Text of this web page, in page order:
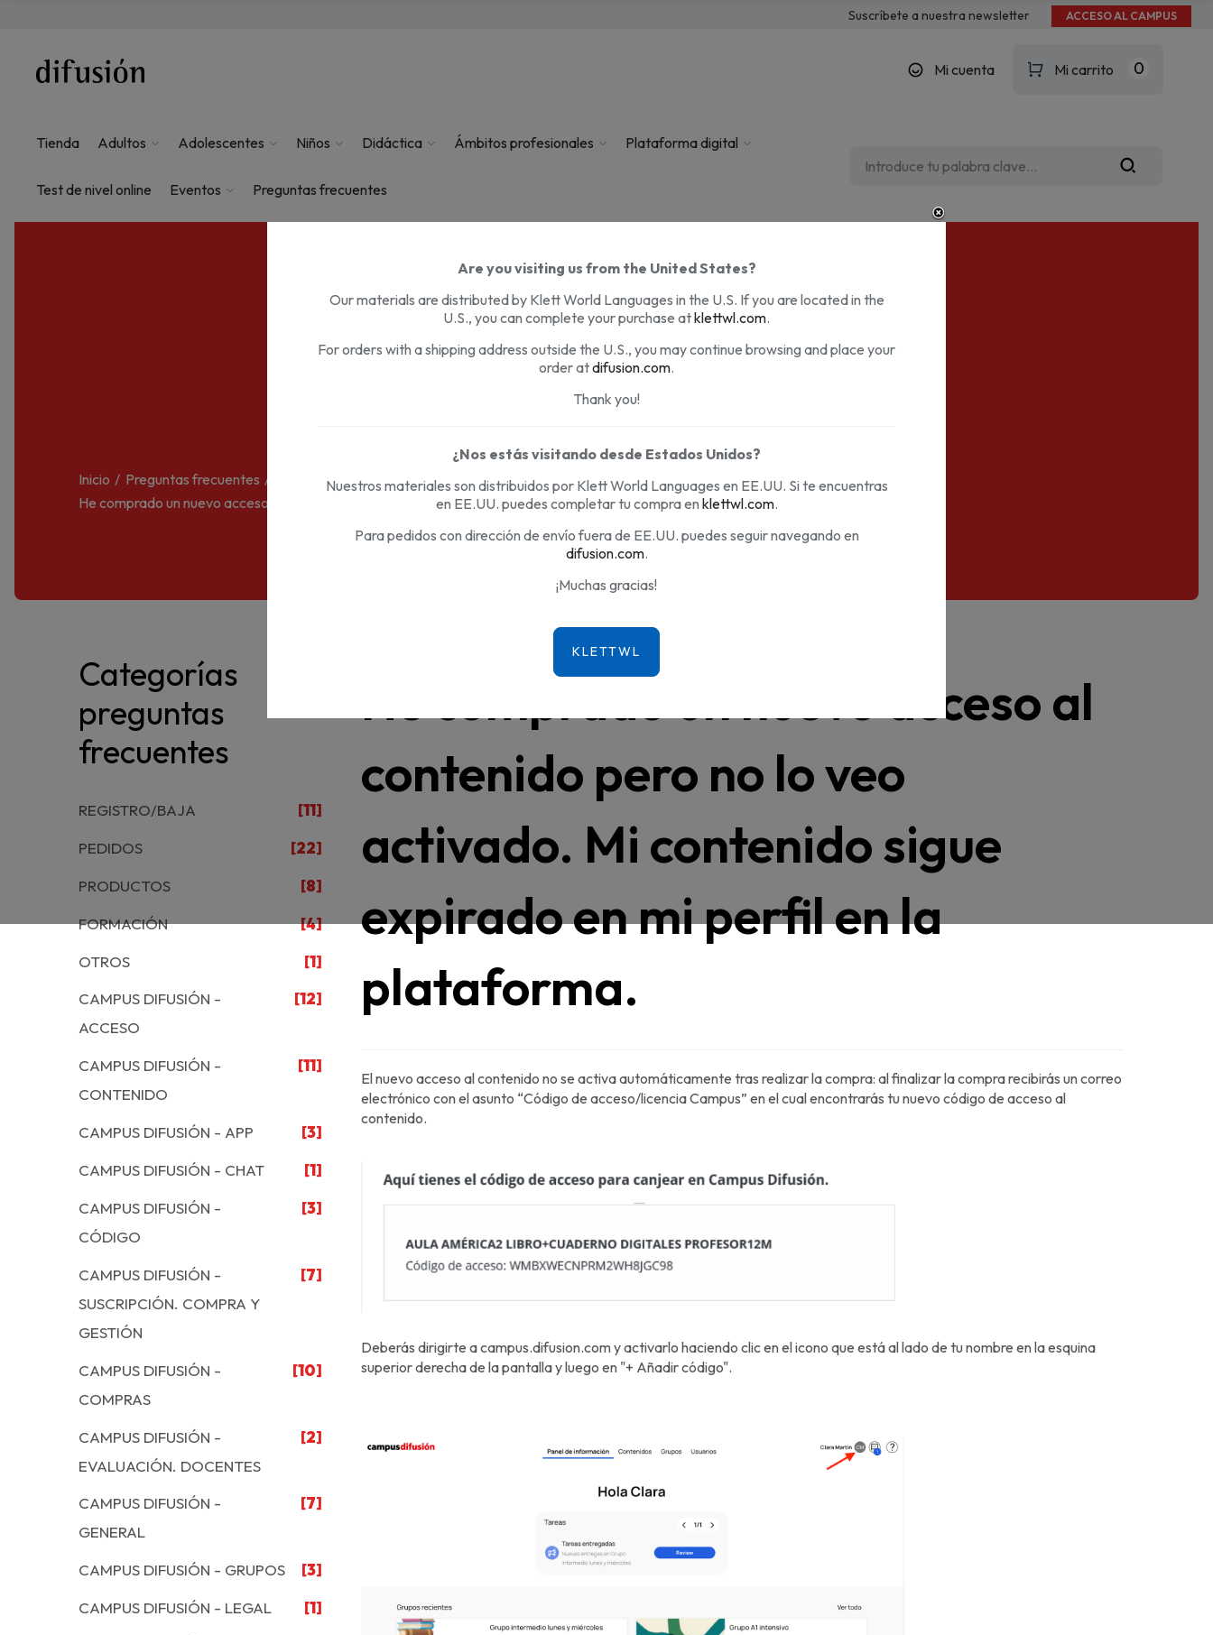
Suscríbete a nuestra newsletter ACCESO AL CAMPUS
Mi cuenta Mi carrito 0
Tienda Adultos Adolescentes Niños Didáctica Ámbitos profesionales Plataforma digital
Test de nivel online Eventos Preguntas frecuentes
PREGUNTAS FRECUENTES
Inicio Preguntas frecuentes
CAMPUS DIFUSIÓN - CÓDIGO
He comprado un nuevo acceso al contenido pero no lo veo activado. Mi contenido sigue expirado en mi perfil en la plataforma.
He comprado un nuevo acceso al
contenido pero no lo veo
activado. Mi contenido sigue
expirado en mi perfil en la
plataforma.
El nuevo acceso al contenido no se activa automáticamente tras realizar la compra: al finalizar la compra recibirás un correo
electrónico con el asunto “Código de acceso/licencia Campus” en el cual encontrarás tu nuevo código de acceso al
contenido.
Deberás dirigirte a campus.difusion.com y activarlo haciendo clic en el icono que está al lado de tu nombre en la esquina
superior derecha de la pantalla y luego en "+ Añadir código".
Categorías
preguntas
frecuentes
REGISTRO/BAJA
[11]
PEDIDOS
[22]
PRODUCTOS
[8]
FORMACIÓN
[4]
OTROS
[1]
CAMPUS DIFUSIÓN -
ACCESO
[12]
CAMPUS DIFUSIÓN -
CONTENIDO
[11]
CAMPUS DIFUSIÓN - APP
[3]
CAMPUS DIFUSIÓN - CHAT
[1]
CAMPUS DIFUSIÓN -
CÓDIGO
[3]
CAMPUS DIFUSIÓN -
SUSCRIPCIÓN. COMPRA Y
GESTIÓN
[7]
CAMPUS DIFUSIÓN -
COMPRAS
[10]
CAMPUS DIFUSIÓN -
EVALUACIÓN. DOCENTES
[2]
CAMPUS DIFUSIÓN -
GENERAL
[7]
CAMPUS DIFUSIÓN - GRUPOS
[3]
CAMPUS DIFUSIÓN - LEGAL
[1]
Are you visiting us from the United States?
Our materials are distributed by Klett World Languages in the U.S. If you are located in the
U.S., you can complete your purchase atklettwl.com.
For orders with a shipping address outside the U.S., you may continue browsing and place your
order atdifusion.com.
Thank you!
¿Nos estás visitando desde Estados Unidos?
Nuestros materiales son distribuidos por Klett World Languages en EE.UU. Si te encuentras
en EE.UU. puedes completar tu compra en klettwl.com.
Para pedidos con dirección de envío fuera de EE.UU. puedes seguir navegando en
difusion.com.
¡Muchas gracias!